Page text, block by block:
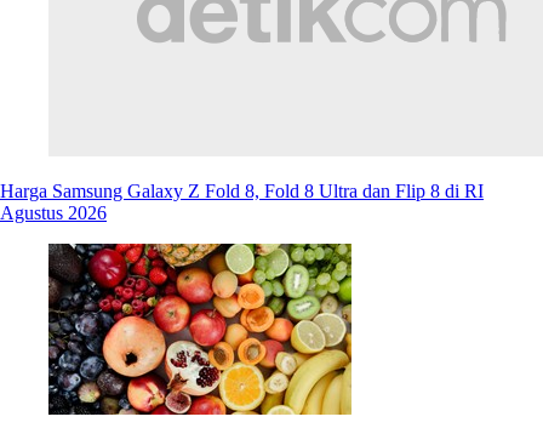
Harga Samsung Galaxy Z Fold 8, Fold 8 Ultra dan Flip 8 di RI
Agustus 2026